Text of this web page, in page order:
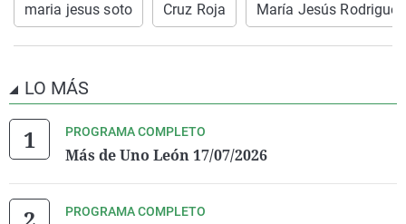
maria jesus soto Cruz Roja María Jesús Rodriguez
LO MÁS
PROGRAMA COMPLETO
Más de Uno León 17/07/2026
PROGRAMA COMPLETO